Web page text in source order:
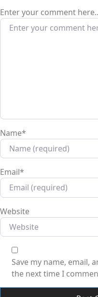
Enter your comment
Name*
Email*
Website
Save my name, email,
the next time I